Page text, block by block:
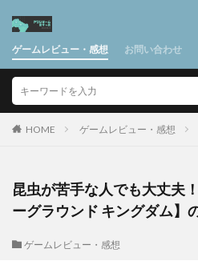
ゲームレビュー・感想 お問い合わせ
HOME ゲームレビュー・感想
昆虫が苦手な人でも大丈夫
ーグラウンド キングダム】
ゲームレビュー・感想